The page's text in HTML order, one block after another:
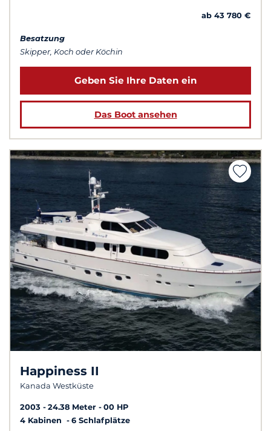
ab 43 780 €
Besatzung
Skipper, Koch oder Köchin
Geben Sie Ihre Daten ein
Das Boot ansehen
Happiness II
Kanada Westküste
2003 24.38 Meter
00 HP
4 Kabinen
6 Schlafplätze